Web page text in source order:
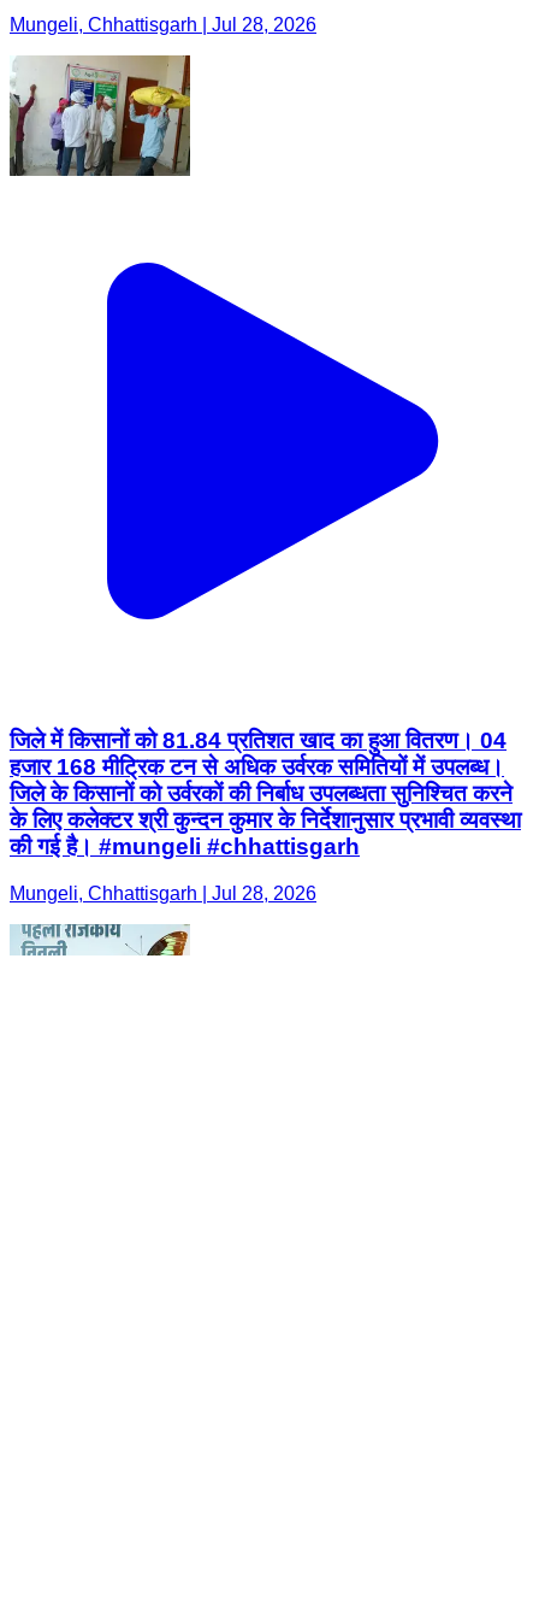
Mungeli, Chhattisgarh | Jul 28, 2026
जिले में किसानों को 81.84 प्रतिशत खाद का हुआ वितरण। 04
हजार 168 मीट्रिक टन से अधिक उर्वरक समितियों में उपलब्ध।
जिले के किसानों को उर्वरकों की निर्बाध उपलब्धता सुनिश्चित करने
के लिए कलेक्टर श्री कुन्दन कुमार के निर्देशानुसार प्रभावी व्यवस्था
की गई है। #mungeli #chhattisgarh
Mungeli, Chhattisgarh | Jul 28, 2026